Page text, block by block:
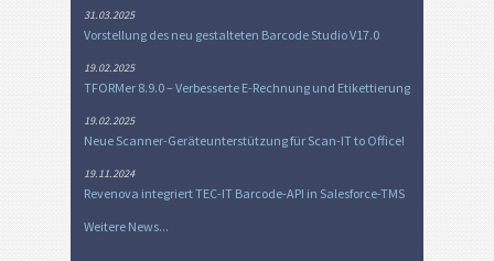
31.03.2025
Vorstellung des neu gestalteten Barcode Studio V17.0
19.02.2025
TFORMer 8.9.0 – Verbesserte E-Rechnung und Etikettierung
19.02.2025
Neue Scanner-Geräteunterstützung für Scan-IT to Office!
19.11.2024
Revenova integriert TEC-IT Barcode-API in Salesforce-TMS
Weitere News...